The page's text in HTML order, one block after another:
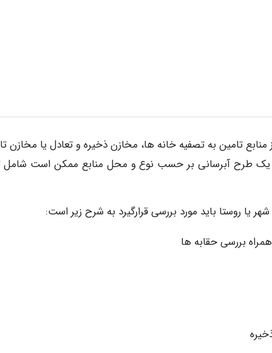
ﺗﺎﻣﯿﻦ ﺑﻪ ﺗﺼﻔﯿﻪ ﺧﺎﻧﻪ ﻫﺎ، ﻣﺨﺎزن ذﺧﯿﺮه و ﺗﻌﺎدل ﯾﺎ ﻣﺨﺎزن
ﯾﮏ ﻃﺮح آﺑﺮﺳﺎﻧﯽ ﺑﺮ ﺣﺴﺐ ﻧﻮع و ﻣﺤﻞ ﻣﻨﺎﺑﻊ ﻣﻤﮑﻦ اﺳﺖ ﺷﺎﻣﻞ
ﯾﺎ روﺳﺘﺎ ﺑﺎﯾﺪ ﻣﻮرد ﺑﺮرﺳﯽ ﻗﺮارﮔﯿﺮد ﺑﻪ ﺷﺮح زﯾﺮ اﺳﺖ:
ﺑﺮرﺳﯽ ﺣﻘﺎﺑﻪ ﻫﺎ